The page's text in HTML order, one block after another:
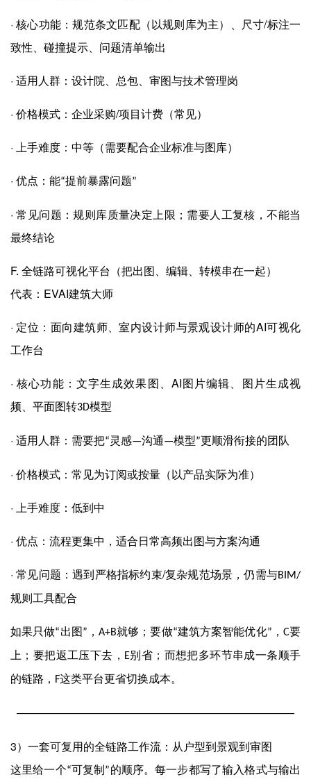
· 核心功能：规范条文匹配（以规则库为主）、尺寸/标注一
致性、碰撞提示、问题清单输出
· 适用人群：设计院、总包、审图与技术管理岗
· 价格模式：企业采购/项目计费（常见）
· 上手难度：中等（需要配合企业标准与图库）
· 优点：能“提前暴露问题”
· 常见问题：规则库质量决定上限；需要人工复核，不能当
最终结论
F. 全链路可视化平台（把出图、编辑、转模串在一起）
代表： EVAI建筑大师
· 定位：面向建筑师、室内设计师与景观设计师的AI可视化
工作台
· 核心功能：文字生成效果图、 AI 图片编辑、图片生成视
频、平面图转3D模型
· 适用人群：需要把“灵感—沟通—模型”更顺滑衔接的团队
· 价格模式：常见为订阅或按量（以产品实际为准）
· 上手难度：低到中
· 优点：流程更集中，适合日常高频出图与方案沟通
· 常见问题：遇到严格指标约束/复杂规范场景，仍需与BIM/
规则工具配合
如果只做“出图” ，A+B就够；要做“建筑方案智能优化” ， C要
上；要把返工压下去， E别省；而想把多环节串成一条顺手
的链路， F这类平台更省切换成本。
──────────────────────────────────────────────────
3）一套可复用的全链路工作流：从户型到景观到审图
这里给一个“可复制 ”的顺序。每一步都写了输入格式与输出